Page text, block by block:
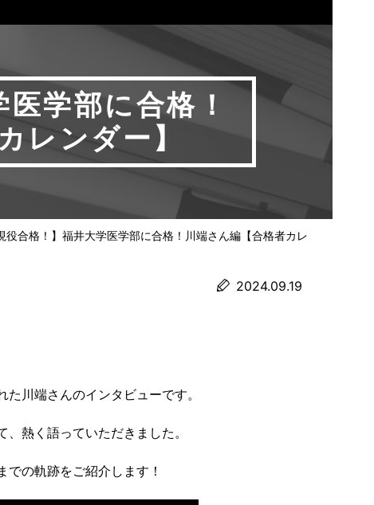
医学部に合格！
レンダー】
役合格！】福井大学医学部に合格！川端さん編【合格者カレ
2024.09.19
川端さんのインタビューです。
熱く語っていただきました。
の軌跡をご紹介します！